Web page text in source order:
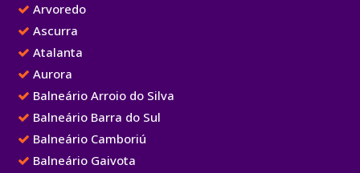
Arvoredo
Ascurra
Atalanta
Aurora
Balneário Arroio do Silva
Balneário Barra do Sul
Balneário Camboriú
Balneário Gaivota